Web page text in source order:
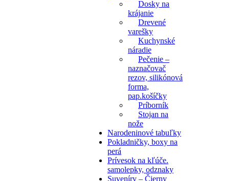
Dosky na
krájanie
Drevené
varešky
Kuchynské
náradie
Pečenie –
naznačovač
rezov, silikónová
forma,
pap.košíčky
Príborník
Stojan na
nože
Narodeninové tabuľky
Pokladničky, boxy na
perá
Prívesok na kľúče.
samolepky, odznaky
Suveníry – Čierny